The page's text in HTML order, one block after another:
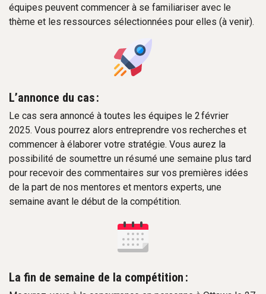
équipes peuvent commencer à se familiariser avec le
thème et les ressources sélectionnées pour elles (à venir).
L’annonce du cas :
Le cas sera annoncé à toutes les équipes le 2 février
2025. Vous pourrez alors entreprendre vos recherches et
commencer à élaborer votre stratégie. Vous aurez la
possibilité de soumettre un résumé une semaine plus tard
pour recevoir des commentaires sur vos premières idées
de la part de nos mentores et mentors experts, une
semaine avant le début de la compétition.
La fin de semaine de la compétition :